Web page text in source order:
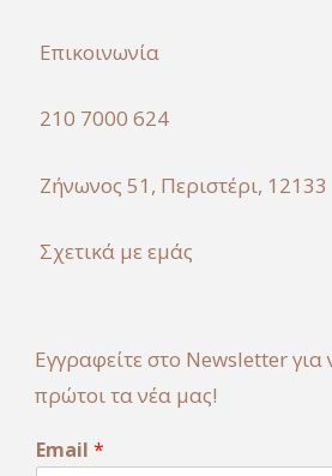
Επικοινωνία
210 7000 624
Ζήνωνος 51, Περιστέρι, 12133
Σχετικά με εμάς
Εγγραφείτε στο Newsletter
πρώτοι τα νέα μας!
E
m
Email *